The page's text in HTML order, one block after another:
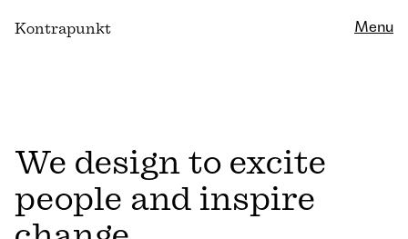
Kontrapunkt
Menu
We design to excite
people and inspire